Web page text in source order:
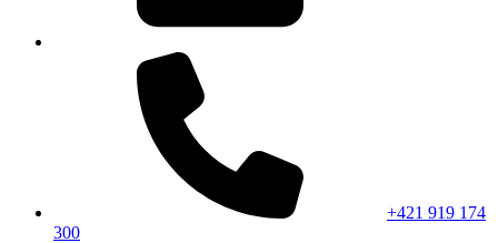
+421 919 174
300